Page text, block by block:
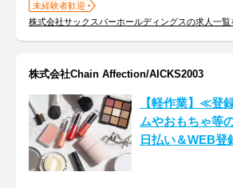
未経験者歓迎
株式会社サックスバーホールディングスの求人一覧
株式会社Chain Affection/AICKS2003
【軽作業】≪登
ムやおもちゃ等
日払い＆WEB登